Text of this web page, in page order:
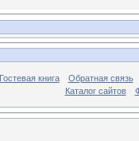
Гостевая книга
Обратная связь
Каталог сайтов